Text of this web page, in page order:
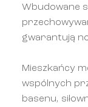
Wbudowane
gwarantują
Mieszkańcy
wspólnych
basenu,